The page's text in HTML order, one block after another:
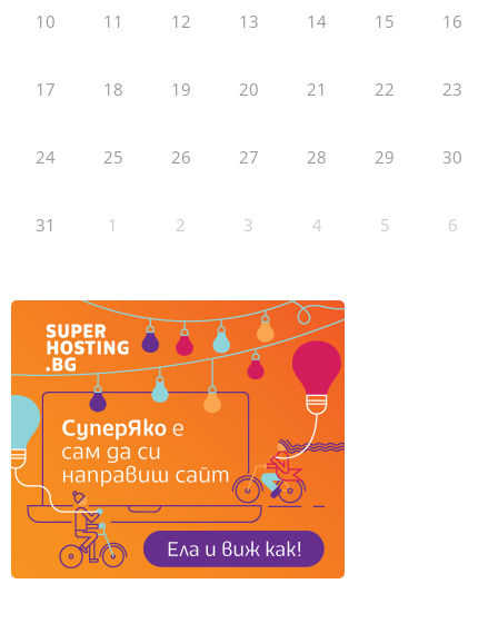
10 11 12 13 14 15 16
17 18 19 20 21 22 23
24 25 26 27 28 29 30
31 1 2 3 4 5 6